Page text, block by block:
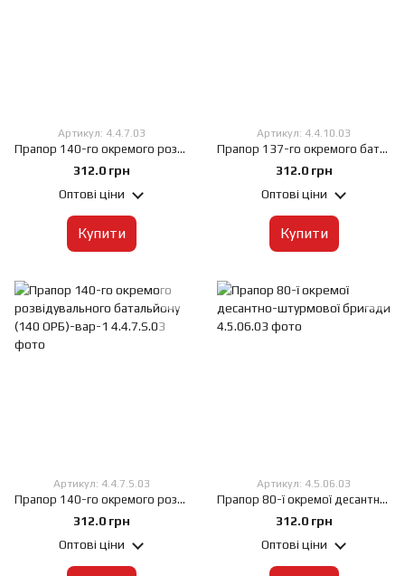
Артикул: 4.4.7.03
Прапор 140-го окремого розвідувального батальйону (140 ОРБ), 60х90 см, Штучний шовк 50 г/м², Сублімаційний друк, односторонній, Кишеня під древко зліва
312.0 грн
Оптові ціни
Купити
Артикул: 4.4.10.03
Прапор 137-го окремого батальйону морської піхоти (137 ОБМП), 60х90 см, Штучний шовк 50 г/м², Сублімаційний друк, односторонній, Кишеня під древко зліва
312.0 грн
Оптові ціни
Купити
Артикул: 4.4.7.S.03
Прапор 140-го окремого розвідувального батальйону (140 ОРБ)-вар-1, 60х90 см, Штучний шовк 50 г/м², Сублімаційний друк, односторонній, Кишеня під древко зліва
312.0 грн
Оптові ціни
Артикул: 4.5.06.03
Прапор 80-ї окремої десантно-штурмової бригади, 60х90 см, Штучний шовк 50 г/м², Сублімаційний друк, односторонній, Кишеня під древко зліва
312.0 грн
Оптові ціни